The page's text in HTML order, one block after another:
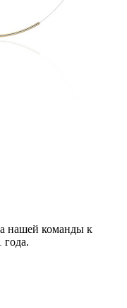
нашей команды к
года.